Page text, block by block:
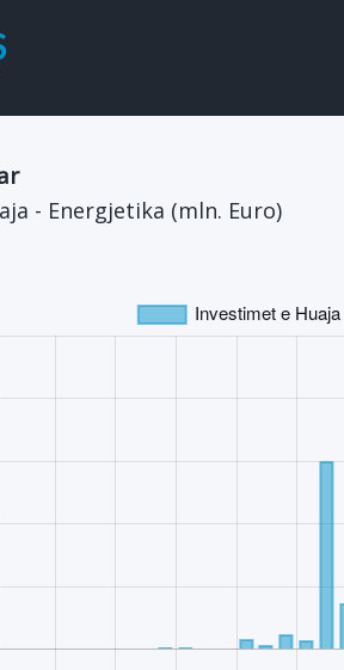
- Energjetika (mln. Euro)